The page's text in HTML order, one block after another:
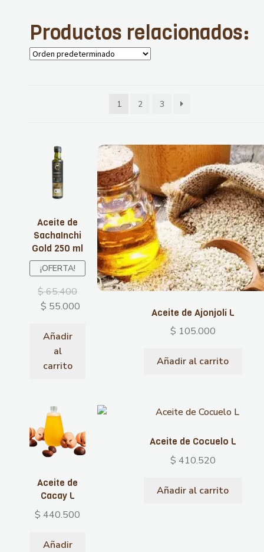
Productos relacionados:
1 2 3
Aceite de
SachaInchi
Gold 250 ml
¡OFERTA!
$65.400
$ 55.000
Añadir
al
carrito
Aceite de Ajonjolí L
$ 105.000
Añadir al carrito
Aceite de
Cacay L
$ 440.500
Añadir
Aceite de Cocuelo L
$ 410.520
Añadir al carrito